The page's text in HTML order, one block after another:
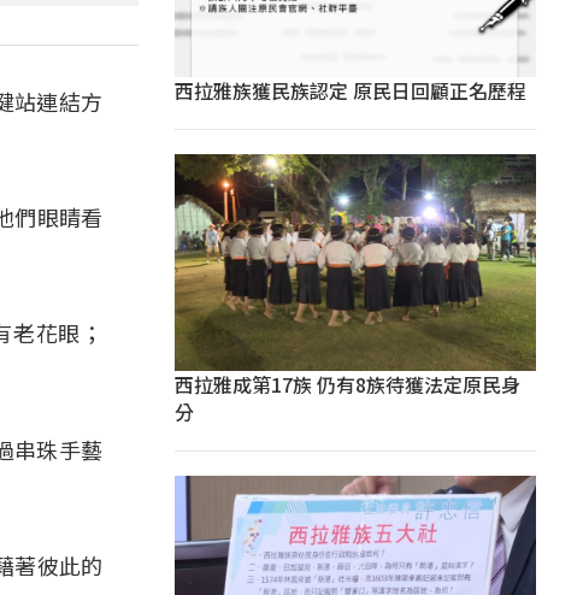
站連結方
們眼睛看
花眼；
串珠手藝
著彼此的
西拉雅族獲民族認定 原民日回顧正名歷程
西拉雅成第17族 仍有8族待獲法定原民身
分